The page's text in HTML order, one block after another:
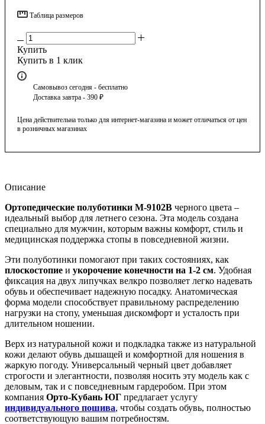
Таблица размеров
Купить
Купить в 1 клик
Самовывоз сегодня - бесплатно
Доставка завтра - 390 ₽
Цена действительна только для интернет-магазина и может отличаться от цен
в розничных магазинах
Описание
Ортопедические полуботинки М-9102В черного цвета –
идеальный выбор для летнего сезона. Эта модель создана
специально для мужчин, которым важны комфорт, стиль и
медицинская поддержка стопы в повседневной жизни.
Эти полуботинки помогают при таких состояниях, как
плоскостопие и укорочение конечности на 1-2 см. Удобная
фиксация на двух липучках велкро позволяет легко надевать
обувь и обеспечивает надежную посадку. Анатомическая
форма модели способствует правильному распределению
нагрузки на стопу, уменьшая дискомфорт и усталость при
длительном ношении.
Верх из натуральной кожи и подкладка также из натуральной
кожи делают обувь дышащей и комфортной для ношения в
жаркую погоду. Универсальный черный цвет добавляет
строгости и элегантности, позволяя носить эту модель как с
деловым, так и с повседневным гардеробом. При этом
компания Орто-Кубань ЮГ предлагает услугу
индивидуального пошива, чтобы создать обувь, полностью
соответствующую вашим потребностям.